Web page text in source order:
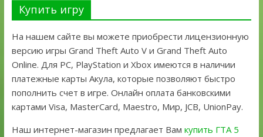
Купить игру
На нашем сайте вы можете приобрести лицензионную
версию игры Grand Theft Auto V и Grand Theft Auto
Online. Для PC, PlayStation и Xbox имеются в наличии
платежные карты Акула, которые позволяют быстро
пополнить счет в игре. Онлайн оплата банковскими
картами Visa, MasterCard, Maestro, Мир, JCB, UnionPay.
Наш интернет-магазин предлагает Вам купить ГТА 5